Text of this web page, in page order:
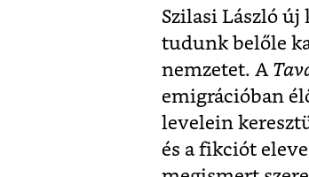
Szilasi László
tudunk belőle
nemzetet. A
emigrációban
levelein
és a fikciót